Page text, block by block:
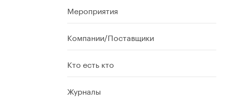
Мероприятия
Компании/Поставщики
Кто есть кто
Журналы